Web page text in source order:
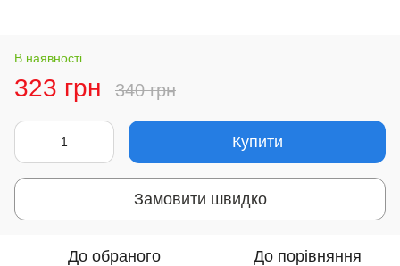
В наявності
323 грн 340 грн
Купити
Замовити швидко
До обраного До порівняння